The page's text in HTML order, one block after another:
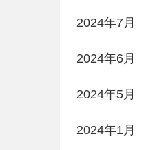
2024年7月
2024年6月
2024年5月
2024年1月